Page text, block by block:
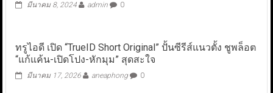
มีนาคม 8, 2024 admin 0
ทรูไอดี เปิด “TrueID Short Original” ปั้นซีรีส์แนวตั้ง ชูพล็อต
“แก้แค้น-เปิดโปง-หักมุม” สุดสะใจ
มีนาคม 17, 2026 aneaphong 0